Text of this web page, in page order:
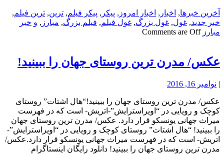
آخرین خبرها, اخبار , اخبار امروز , پیکر , پیکر فیلم, ترین, ترین فیلم,
خبر جدید, غول, غول بزرگ, غول فیلم, فیلم بزرگ, مبارز , و خبر
مبارز Comments are Off
عکس/ مدرن ترین روستای جهان را ببینید!
| نوامبر 16, 2016
عکس/ مدرن ترین روستای جهان را ببینید!“هال اشتات” روستای
کوچک و رویایی در “اویراسترایش”-اتریش- است که در فهرست
میراث جهانی یونسکو قرار دارد. عکس/ مدرن ترین روستای جهان
را ببینید! “هال اشتات” روستای کوچک و رویایی در “اویراسترایش”-
اتریش- است که در فهرست میراث جهانی یونسکو قرار دارد.عکس/
مدرن ترین روستای جهان را ببینید! دانلود رایگان اینستاگرام